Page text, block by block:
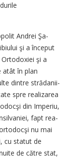
Andrei Şa­
şi a început
şi a
atât în plan
dintre strădanii­
spre realizarea
din Im­pe­riu,
fapt rea­
nu mai
cu statut de
de către stat,